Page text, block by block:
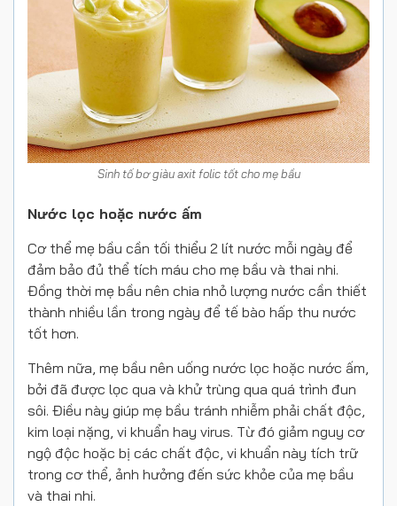
Sinh tố bơ giàu axit folic tốt cho mẹ bầu
Nước lọc hoặc nước ấm
Cơ thể mẹ bầu cần tối thiểu 2 lít nước mỗi ngày để
đảm bảo đủ thể tích máu cho mẹ bầu và thai nhi.
Đồng thời mẹ bầu nên chia nhỏ lượng nước cần thiết
thành nhiều lần trong ngày để tế bào hấp thu nước
tốt hơn.
Thêm nữa, mẹ bầu nên uống nước lọc hoặc nước ấm,
bởi đã được lọc qua và khử trùng qua quá trình đun
sôi. Điều này giúp mẹ bầu tránh nhiễm phải chất độc,
kim loại nặng, vi khuẩn hay virus. Từ đó giảm nguy cơ
ngộ độc hoặc bị các chất độc, vi khuẩn này tích trữ
trong cơ thể, ảnh hưởng đến sức khỏe của mẹ bầu
và thai nhi.